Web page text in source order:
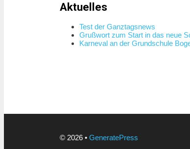
Aktuelles
Test der Ganztagsnews
Grußwort zum Start in das neue
Karneval an der Grundschule
© 2026 • GeneratePress